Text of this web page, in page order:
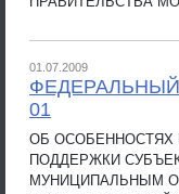
01.07.2009
ФЕДЕРАЛЬНЫЙ
01
ОБ ОСОБЕННОСТЯХ
ПОДДЕРЖКИ
МУНИЦИПАЛЬНЫМ